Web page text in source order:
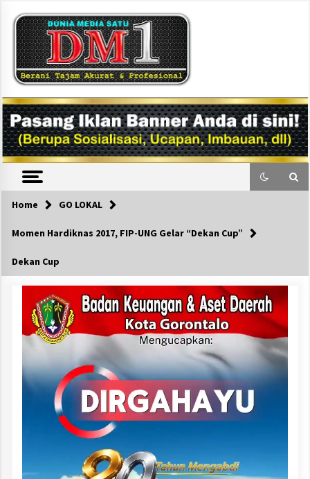
content
DM1
Home GO LOKAL
Momen Hardiknas 2017, FIP-UNG Gelar “Dekan Cup”
Dekan Cup